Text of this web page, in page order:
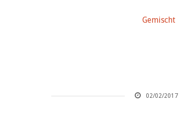
Gemischt
02/02/2017